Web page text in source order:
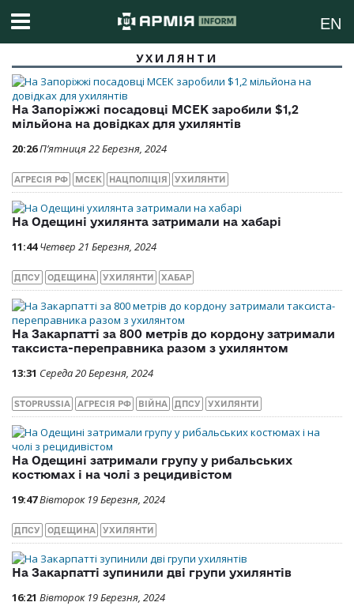
EN
УХИЛЯНТИ
На Запоріжжі посадовці МСЕК заробили $1,2
мільйона на довідках для ухилянтів
20:26П’ятниця 22 Березня, 2024
АГРЕСІЯ РФ МСЕК НАЦПОЛІЦІЯ УХИЛЯНТИ
На Одещині ухилянта затримали на хабарі
11:44 Четвер 21 Березня, 2024
ДПСУ ОДЕЩИНА УХИЛЯНТИ ХАБАР
На Закарпатті за 800 метрів до кордону затримали
таксиста-переправника разом з ухилянтом
13:31 Середа 20 Березня, 2024
STOPRUSSIA АГРЕСІЯ РФ ВІЙНА ДПСУ УХИЛЯНТИ
На Одещині затримали групу у рибальських
костюмах і на чолі з рецидивістом
19:47Вівторок 19 Березня, 2024
ДПСУ ОДЕЩИНА УХИЛЯНТИ
На Закарпатті зупинили дві групи ухилянтів
16:21 Вівторок 19 Березня, 2024